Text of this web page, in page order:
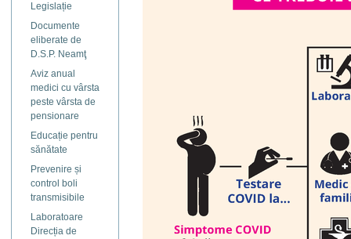
Legislație
Documente
eliberate de
D.S.P. Neamţ
Aviz anual
medici cu vârsta
peste vârsta de
pensionare
Educație pentru
sănătate
Prevenire și
control boli
transmisibile
Laboratoare
Direcția de